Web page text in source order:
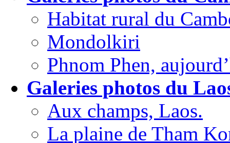
Habitat rural du
Mondolkiri
Phnom Phen,
Galeries photos du
Aux champs, Laos.
La plaine de Tham